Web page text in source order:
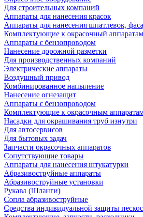
Для строительных компаний
Аппараты для нанесения красок
Аппараты для нанесения шпатлевок,
Комплектующие к окрасочный аппаратам
Аппараты с бензопроводом
Нанесение дорожной разметки
Для производственных компаний
Электрические аппараты
Воздушный привод
Комбинированное напыление
Нанесение огнезащит
Аппараты с бензопроводом
Комплектующие к окрасочным
Насадки для окрашивания труб изнутри
Для автосервисов
Для бытовых задач
Запчасти окрасочных аппаратов
Сопутствующие товары
Аппараты для нанесения штукатурки
Aбразивоструйные аппараты
Абразивоструйные установки
Рукава (Шланги)
Сопла абразивоструйные
Средства индивидуальной защиты